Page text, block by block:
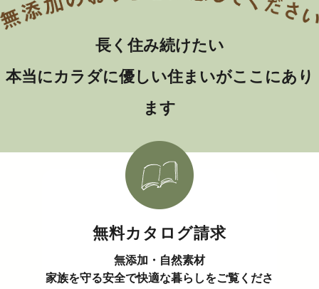
長く住み続けたい
本当にカラダに優しい住まいがここにあり
ます
無料カタログ請求
無添加・自然素材
家族を守る安全で快適な暮らしをご覧くださ